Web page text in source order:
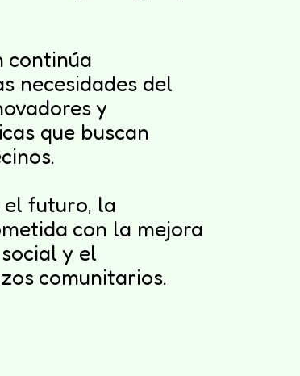
continúa
necesidades del
y
que buscan
el futuro, la
con la mejora
y el
comunitarios.